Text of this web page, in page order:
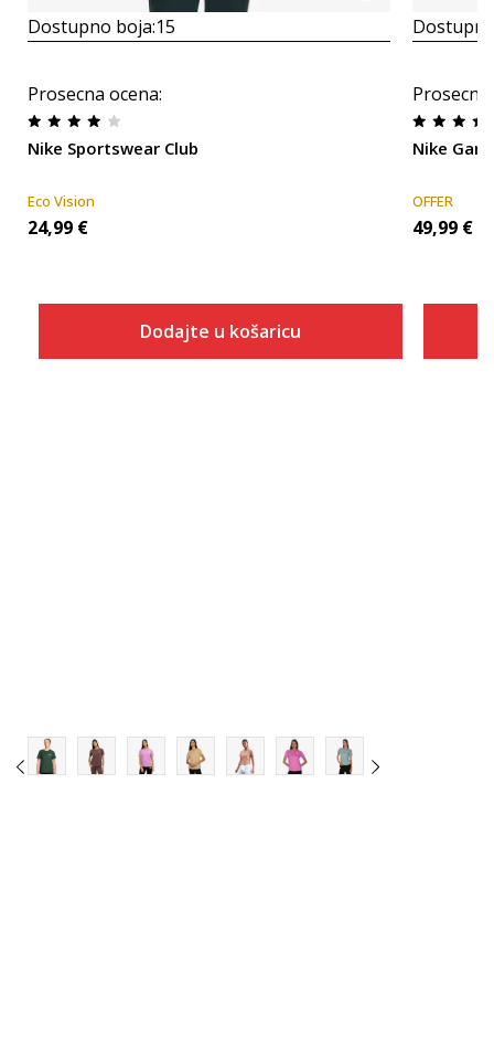
Dostupno boja:15
Prosecna ocena:
Nike Sportswear Club
Eco Vision
24,99 €
Dodajte u košaricu
Nike
OFFER
49,99 €